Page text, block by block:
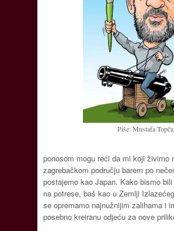
Piše: Mustafa
ponosom mogu reći da mi koji živimo
zagrebačkom području barem po
postajemo kao Japan. Kako bismo
na potrese, baš kao u Zemlji
se opremamo najnužnijim zalihama i
posebno kreiranu odjeću za nove